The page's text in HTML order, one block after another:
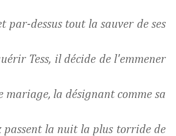
par-dessus tout la sauver de ses
Tess, il décide de l'emmener
la désignant comme sa
passent la nuit la plus torride de